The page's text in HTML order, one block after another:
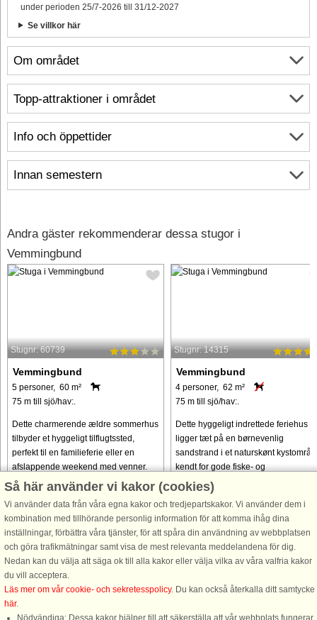
Om området
Info och öppettider
Innan semestern
under perioden 25/7-2026 till 31/12-2027
Se villkor här
Topp-attraktioner i området
Andra gäster rekommenderar dessa stugor i
Vemmingbund
Stugnr: 60739
Vemmingbund
5 personer, 60 m²
75 m till sjö/hav:.
Dette charmerende ældre sommerhus
tilbyder et hyggeligt tilflugtssted,
perfekt til en familieferie eller en
afslappende weekend med venner.
Huset kan rumme op til 5 personer og
från 5.920 SEK
Stugnr: 14315
Vemmingbund
4 personer, 62 m²
75 m till sjö/hav:.
Dette hyggeligt indrettede feriehus
ligger tæt på en børnevenlig
sandstrand i et naturskønt
kendt for gode fiske- og
surfmuligheder. Det tilbyder en
indbydende ramme for par eller små
familier, ...
från 3.612 SEK
Så här använder vi kakor (cookies)
Vi använder data från våra egna kakor och tredjepartskakor. Vi använder dem i
kombination med tillhörande personlig information för att komma ihåg dina
inställningar, förbättra våra tjänster, för att spåra din användning av webbplatsen
och göra trafikmätningar samt visa de mest relevanta meddelandena för dig.
Nedan kan du välja att säga ok till alla kakor eller välja vilka av våra valfria kakor
du vill acceptera.
Läs mer om vår cookie- och sekretesspolicy. Du kan också återkalla ditt samtycke
här.
Nödvändiga: Dessa kakor hjälper till att säkerställa att vår webbplats fungerar